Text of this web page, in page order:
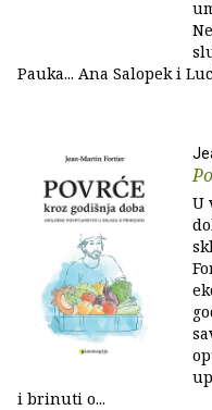
Pauka... Ana Salopek i
U
i brinuti o...